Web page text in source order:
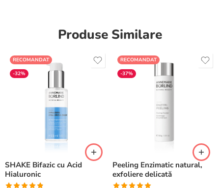
Produse Similare
RECOMANDAT
-32%
SHAKE Bifazic cu Acid
Hialuronic
RECOMANDAT
-37%
Peeling Enzimatic natural,
exfoliere delicată